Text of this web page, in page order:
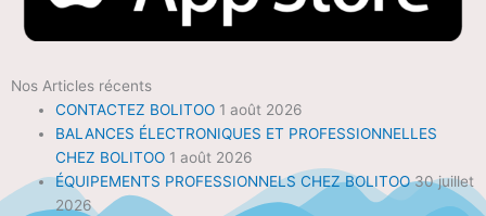
Nos Articles récents
CONTACTEZ BOLITOO 1 août 2026
BALANCES ÉLECTRONIQUES ET PROFESSIONNELLES
CHEZ BOLITOO 1 août 2026
ÉQUIPEMENTS PROFESSIONNELS CHEZ BOLITOO 30 juillet
2026